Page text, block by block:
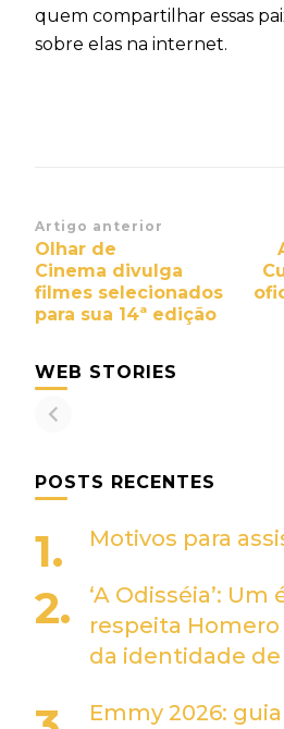
quem compartilhar essas
sobre elas na internet.
Navegação
de
post
Artigo anterior
Olhar de
Cinema divulga
filmes selecionados
para sua 14ª edição
WEB STORIES
POSTS RECENTES
Motivos para
‘A Odisséia’:
respeita
da identidade
Emmy 2026: